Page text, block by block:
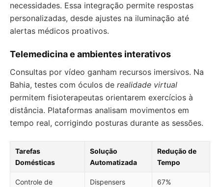
necessidades. Essa integração permite respostas
personalizadas, desde ajustes na iluminação até
alertas médicos proativos.
Telemedicina e ambientes interativos
Consultas por vídeo ganham recursos imersivos. Na
Bahia, testes com óculos de realidade virtual
permitem fisioterapeutas orientarem exercícios à
distância. Plataformas analisam movimentos em
tempo real, corrigindo posturas durante as sessões.
Tarefas
Domésticas
Solução
Automatizada
Redução de
Tempo
Controle de
Dispensers
67%